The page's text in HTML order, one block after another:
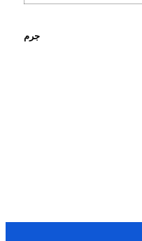
جرم